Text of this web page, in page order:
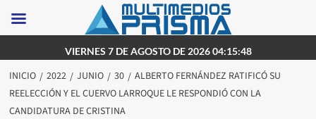
al
contenido
VIERNES 7 DE AGOSTO DE 2026 04:15:48
INICIO 2022 JUNIO 30
ALBERTO FERNÁNDEZ RATIFICÓ SU
REELECCIÓN Y EL CUERVO LARROQUE LE RESPONDIÓ CON LA
CANDIDATURA DE CRISTINA